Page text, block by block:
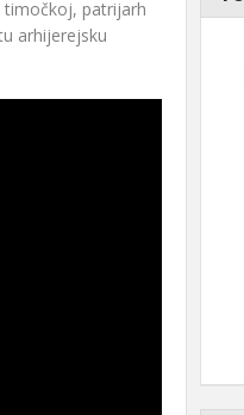
timočkoj, patrijarh
arhijerejsku